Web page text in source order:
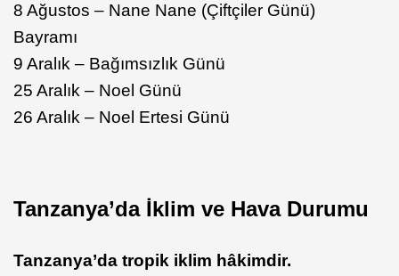
8 Ağustos – Nane Nane (Çiftçiler Günü)
Bayramı
9 Aralık – Bağımsızlık Günü
25 Aralık – Noel Günü
26 Aralık – Noel Ertesi Günü
Tanzanya’da İklim ve Hava Durumu
Tanzanya’da tropik iklim hâkimdir.